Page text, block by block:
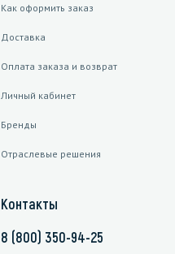
Как оформить заказ
Доставка
Оплата заказа и возврат
Личный кабинет
Бренды
Отраслевые решения
Контакты
8 (800) 350-94-25